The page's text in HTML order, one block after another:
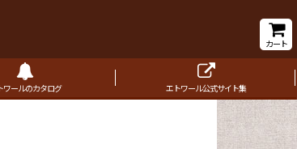
カート
ワールのカタログ エトワール公式サイト集